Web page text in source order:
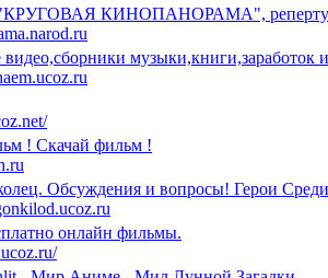
"КРУГОВАЯ КИНОПАНОРАМА",
видео,сборники музыки,книги,заработок
! Скачай фильм !
Обсуждения и вопросы! Герои
онлайн фильмы.